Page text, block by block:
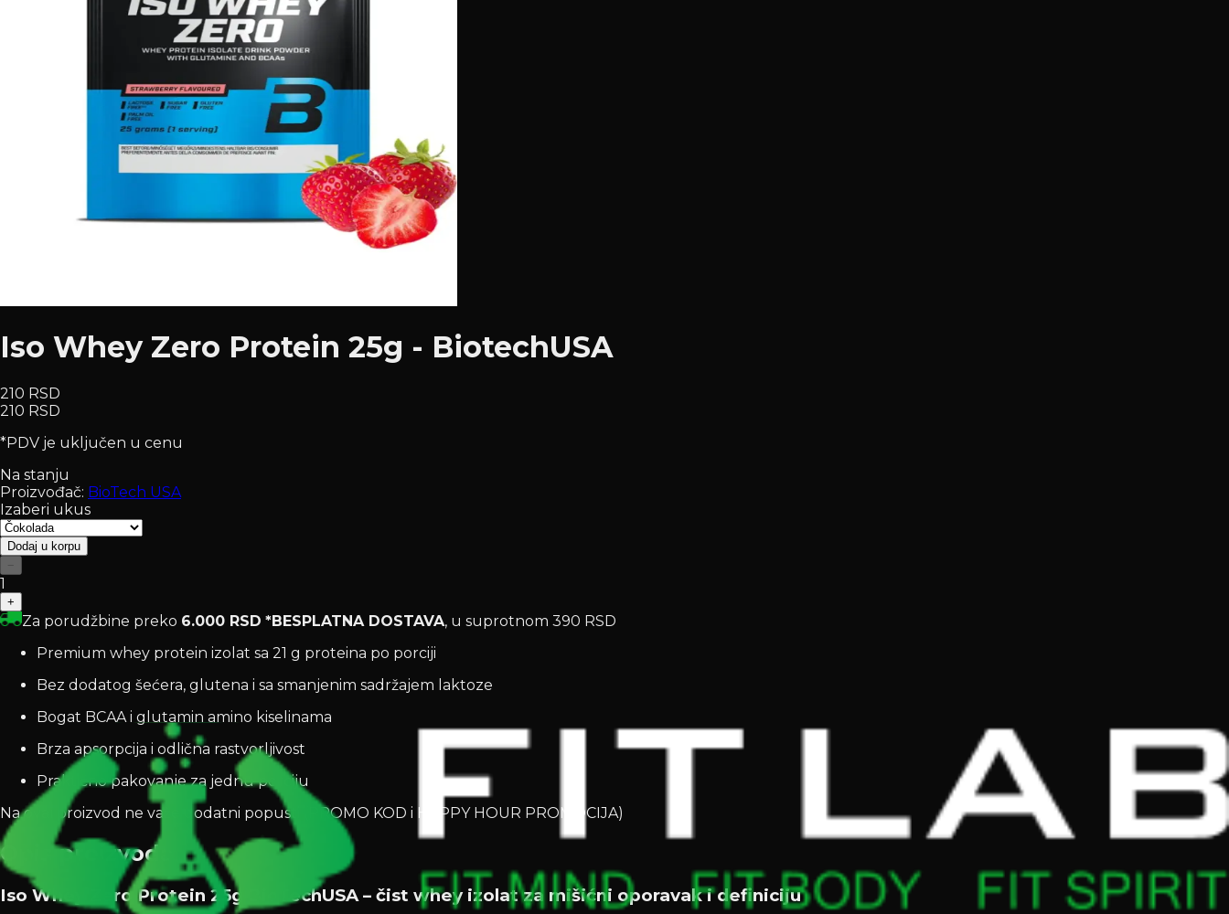
Iso Whey Zero Protein 25g - BiotechUSA
210 RSD
210 RSD
*PDV je uključen u cenu
Na stanju
Proizvođač: BioTech USA
Izaberi ukus
Dodaj u korpu
−
1
+
Za porudžbine preko 6.000 RSD *BESPLATNA DOSTAVA, u suprotnom 390 RSD
Premium whey protein izolat sa 21 g proteina po porciji
Bez dodatog šećera, glutena i sa smanjenim sadržajem laktoze
Bogat BCAA i glutamin amino kiselinama
Brza apsorpcija i odlična rastvorljivost
Praktično pakovanje za jednu porciju
Na ovaj proizvod ne važe dodatni popusti (PROMO KOD i HAPPY HOUR PROMOCIJA)
Opis proizvoda
Iso Whey Zero Protein 25g BioTechUSA – čist whey izolat za mišićni oporavak i definiciju